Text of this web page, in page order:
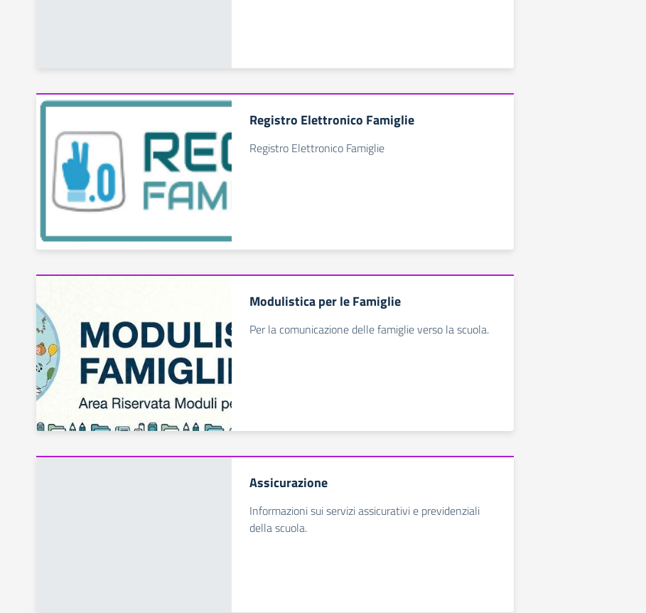
Registro Elettronico Famiglie
Registro Elettronico Famiglie
Modulistica per le Famiglie
Per la comunicazione delle famiglie verso la scuola.
Assicurazione
Informazioni sui servizi assicurativi e previdenziali
della scuola.